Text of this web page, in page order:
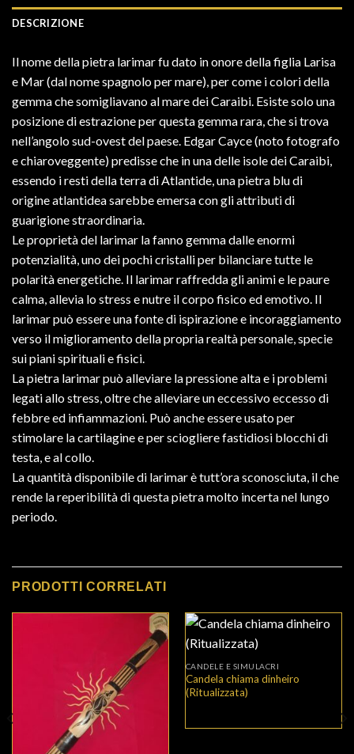
DESCRIZIONE
Il nome della pietra larimar fu dato in onore della figlia Larisa
e Mar (dal nome spagnolo per mare), per come i colori della
gemma che somigliavano al mare dei Caraibi. Esiste solo una
posizione di estrazione per questa gemma rara, che si trova
nell’angolo sud-ovest del paese. Edgar Cayce (noto fotografo
e chiaroveggente) predisse che in una delle isole dei Caraibi,
essendo i resti della terra di Atlantide, una pietra blu di
origine atlantidea sarebbe emersa con gli attributi di
guarigione straordinaria.
Le proprietà del larimar la fanno gemma dalle enormi
potenzialità, uno dei pochi cristalli per bilanciare tutte le
polarità energetiche. Il larimar raffredda gli animi e le paure
calma, allevia lo stress e nutre il corpo fisico ed emotivo. Il
larimar può essere una fonte di ispirazione e incoraggiamento
verso il miglioramento della propria realtà personale, specie
sui piani spirituali e fisici.
La pietra larimar può alleviare la pressione alta e i problemi
legati allo stress, oltre che alleviare un eccessivo eccesso di
febbre ed infiammazioni. Può anche essere usato per
stimolare la cartilagine e per sciogliere fastidiosi blocchi di
testa, e al collo.
La quantità disponibile di larimar è tutt’ora sconosciuta, il che
rende la reperibilità di questa pietra molto incerta nel lungo
periodo.
PRODOTTI CORRELATI
CANDELE E SIMULACRI
Candela chiama dinheiro
(Ritualizzata)